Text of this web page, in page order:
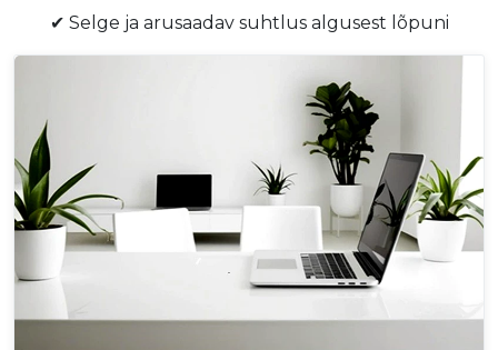
✔ Selge ja arusaadav suhtlus algusest lõpuni